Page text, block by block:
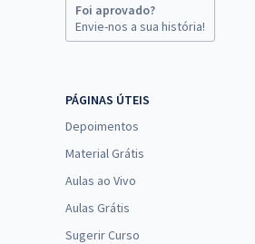
Foi aprovado?
Envie-nos a sua história!
PÁGINAS ÚTEIS
Depoimentos
Material Grátis
Aulas ao Vivo
Aulas Grátis
Sugerir Curso